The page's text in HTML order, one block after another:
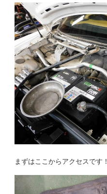
まずはここからアクセスです！